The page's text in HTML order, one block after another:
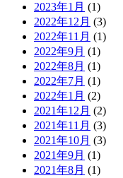
2023年1月 (1)
2022年12月 (3)
2022年11月 (1)
2022年9月 (1)
2022年8月 (1)
2022年7月 (1)
2022年1月 (2)
2021年12月 (2)
2021年11月 (3)
2021年10月 (3)
2021年9月 (1)
2021年8月 (1)